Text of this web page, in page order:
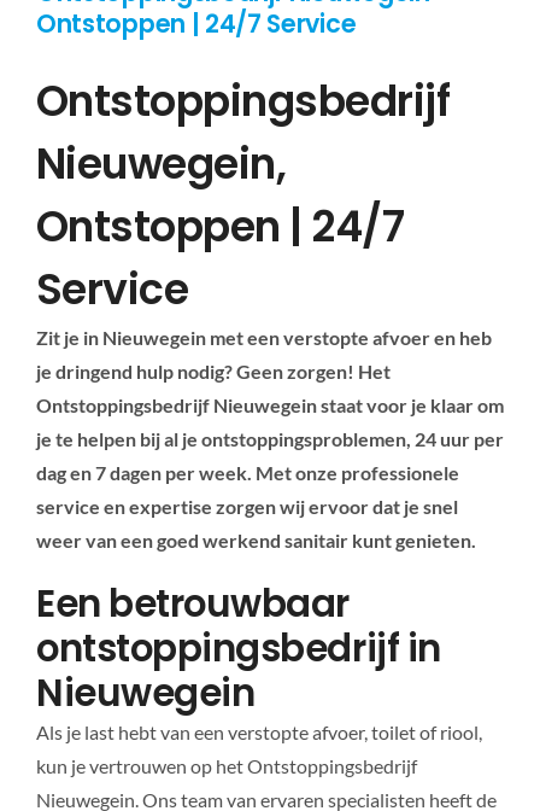
Ontstoppen | 24/7 Service
Ontstoppingsbedrijf
Nieuwegein,
Ontstoppen | 24/7
Service
Zit je in Nieuwegein met een verstopte afvoer en heb
je dringend hulp nodig? Geen zorgen! Het
Ontstoppingsbedrijf Nieuwegein staat voor je klaar om
je te helpen bij al je ontstoppingsproblemen, 24 uur per
dag en 7 dagen per week. Met onze professionele
service en expertise zorgen wij ervoor dat je snel
weer van een goed werkend sanitair kunt genieten.
Een betrouwbaar
ontstoppingsbedrijf in
Nieuwegein
Als je last hebt van een verstopte afvoer, toilet of riool,
kun je vertrouwen op het Ontstoppingsbedrijf
Nieuwegein. Ons team van ervaren specialisten heeft de